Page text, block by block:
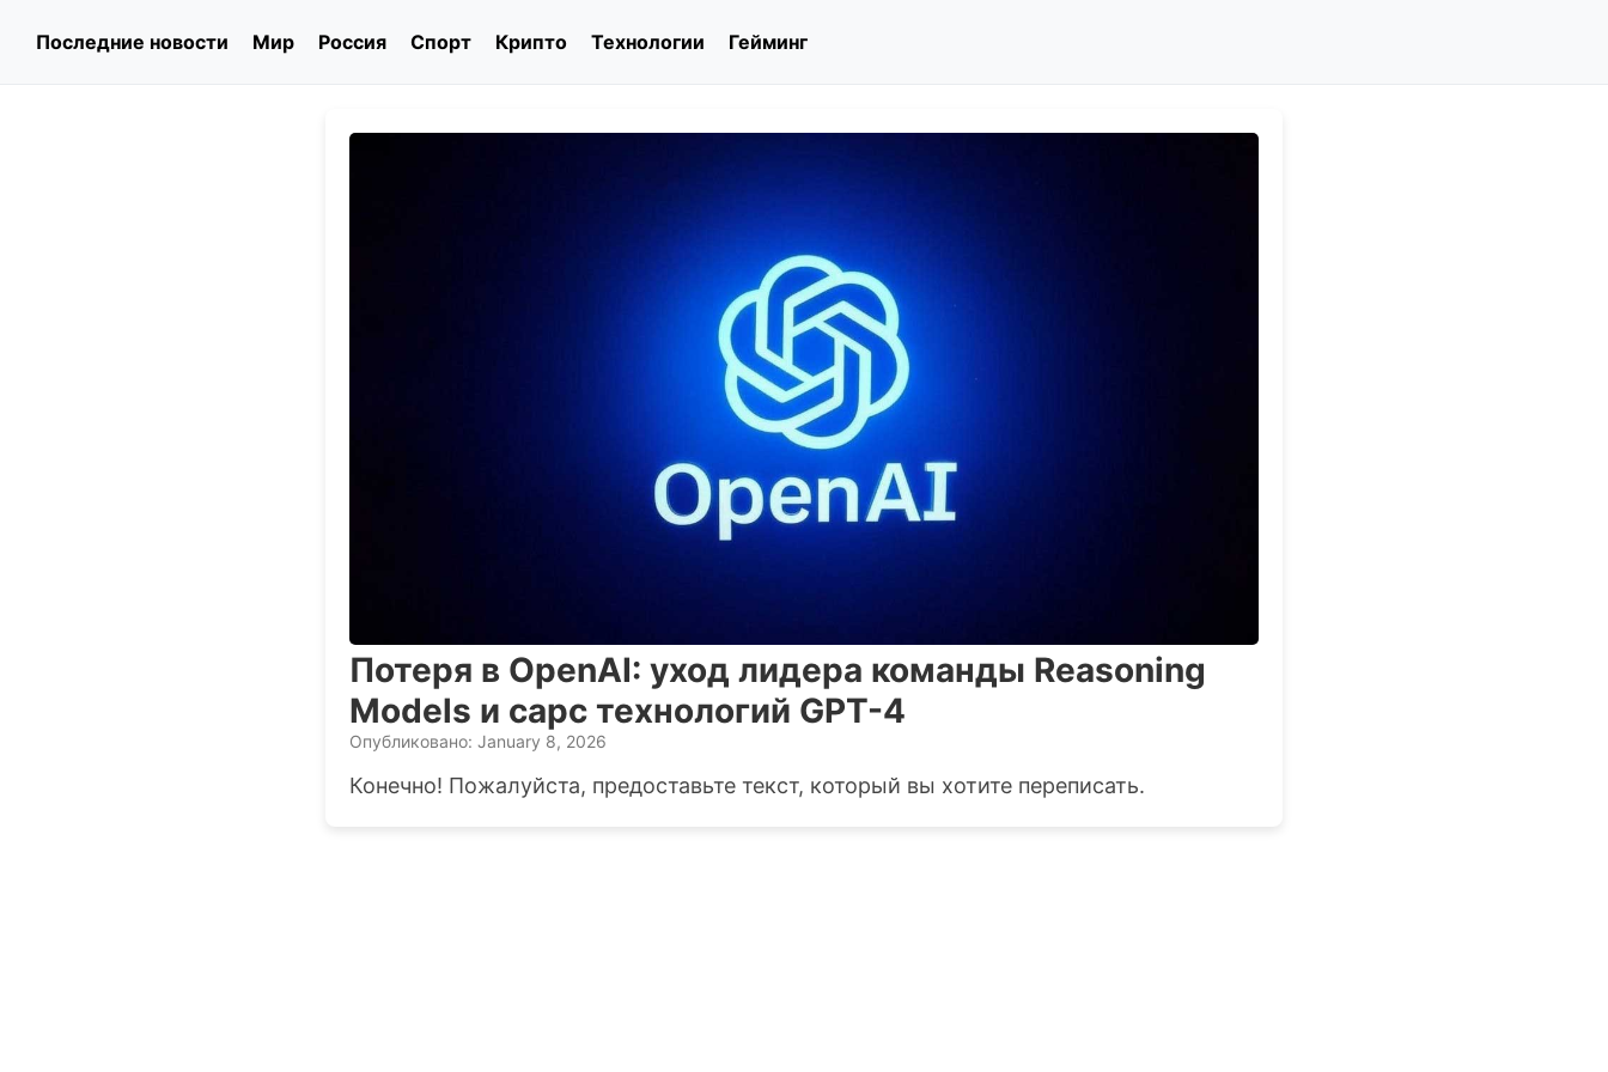
Последние новости Мир Россия Спорт Крипто Технологии Гейминг
Потеря в OpenAI: уход лидера команды Reasoning
Models и сарс технологий GPT-4
Опубликовано: January 8, 2026
Конечно! Пожалуйста, предоставьте текст, который вы хотите переписать.